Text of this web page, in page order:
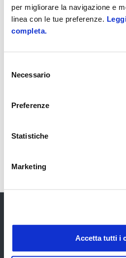
per migliorare la navigazione e
linea con le tue preferenze.
completa.
delNecessario
Preferenze
Statistiche
Marketing
Accetta tutti i
Creazione dei Movimenti
Introduzione al modulo
Fatture passive
Gestione e creazione dei Fornitori
GRUPPO